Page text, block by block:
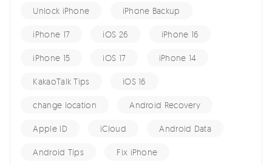
Unlock iPhone iPhone Backup
iPhone 17 iOS 26 iPhone 16
iPhone 15 iOS 17 iPhone 14
KakaoTalk Tips iOS 16
change location Android Recovery
Apple ID iCloud Android Data
Android Tips Fix iPhone